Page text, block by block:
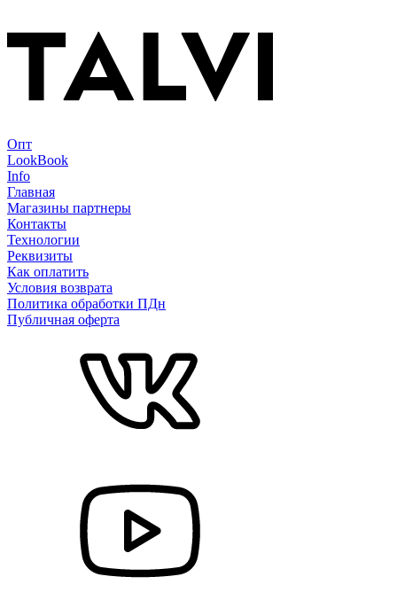
Опт
LookBook
Info
Главная
Магазины партнеры
Контакты
Технологии
Реквизиты
Как оплатить
Условия возврата
Политика обработки ПДн
Публичная оферта